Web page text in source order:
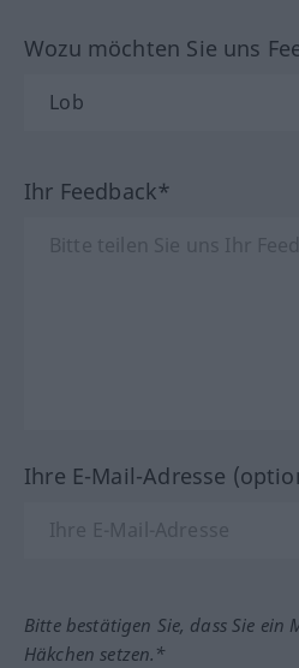
Wozu möchten Sie uns
Ihr Feedback*
Ihre E-Mail-Adresse
Bitte bestätigen Sie, dass Sie ein
Häkchen setzen.*